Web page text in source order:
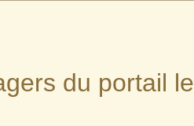
du portail